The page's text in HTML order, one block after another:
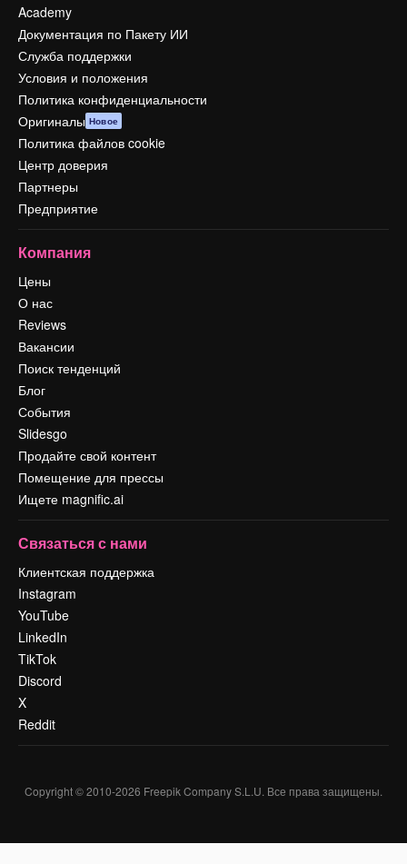
Academy
Документация по Пакету ИИ
Служба поддержки
Условия и положения
Политика конфиденциальности
Оригиналы Новое
Политика файлов cookie
Центр доверия
Партнеры
Предприятие
Компания
Цены
О нас
Reviews
Вакансии
Поиск тенденций
Блог
События
Slidesgo
Продайте свой контент
Помещение для прессы
Ищете magnific.ai
Связаться с нами
Клиентская поддержка
Instagram
YouTube
LinkedIn
TikTok
Discord
X
Reddit
Copyright © 2010-2026 Freepik Company S.L.U. Все права защищены.